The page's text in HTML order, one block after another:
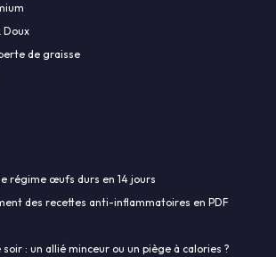
Doux
de graisse
régime œufs durs en 14 jours
des recettes anti-inflammatoires en PDF
soir : un allié minceur ou un piège à calories ?